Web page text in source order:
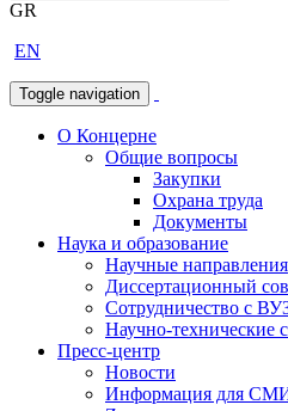
GR
EN
Toggle navigation
О Концерне
Общие вопросы
Закупки
Охрана труда
Документы
Наука и образование
Научные направления
Диссертационный
Сотрудничество с
Научно-технические
Пресс-центр
Новости
Информация для